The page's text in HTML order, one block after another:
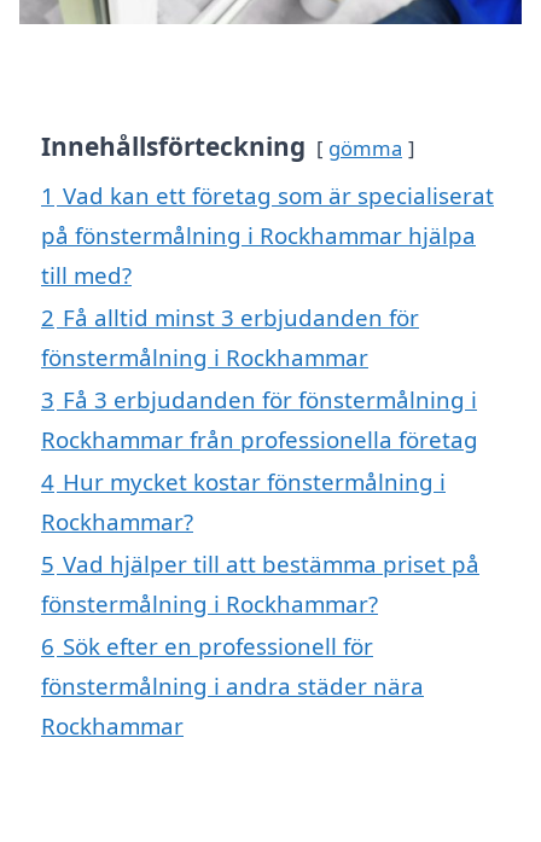
Innehållsförteckning gömma
1 Vad kan ett företag som är specialiserat
på fönstermålning i Rockhammar hjälpa
till med?
2 Få alltid minst 3 erbjudanden för
fönstermålning i Rockhammar
3 Få 3 erbjudanden för fönstermålning i
Rockhammar från professionella företag
4 Hur mycket kostar fönstermålning i
Rockhammar?
5 Vad hjälper till att bestämma priset på
fönstermålning i Rockhammar?
6 Sök efter en professionell för
fönstermålning i andra städer nära
Rockhammar